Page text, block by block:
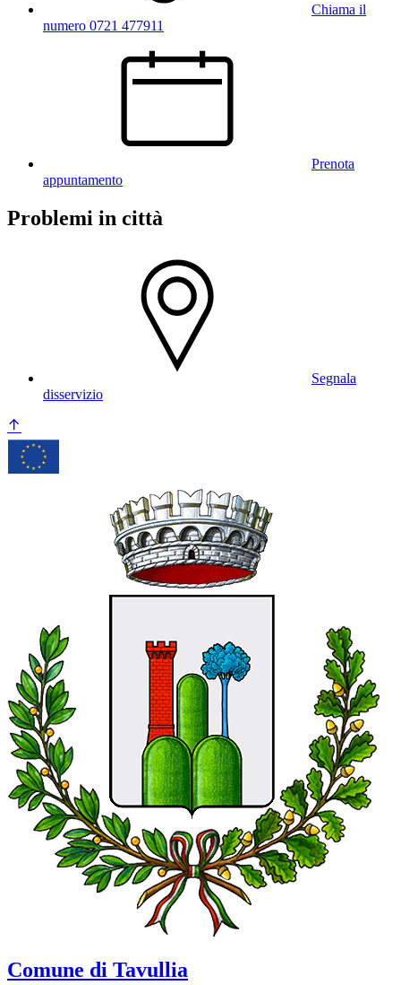
Chiama il
numero 0721 477911
Prenota
appuntamento
Problemi in città
Segnala
disservizio
Comune di Tavullia